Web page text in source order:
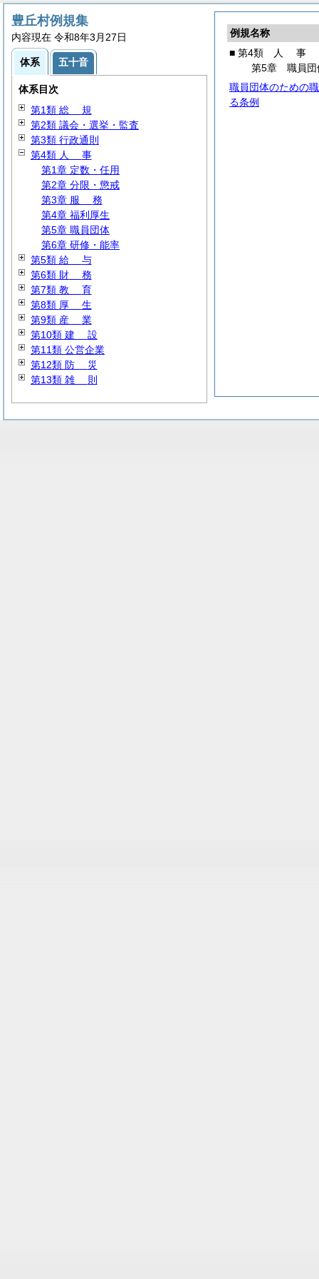
例規名称
■ 第4類
人 事
第5章 職員団
職員団体のための
る条例
豊丘村例規集
内容現在 令和8年3月27日
体系 五十音
体系目次
第1類 総 規
第2類 議会・選挙・監査
第3類 行政通則
第4類 人 事
第1章 定数・任用
第2章 分限・懲戒
第3章 服 務
第4章 福利厚生
第5章 職員団体
第6章 研修・能率
第5類 給 与
第6類 財 務
第7類 教 育
第8類 厚 生
第9類 産 業
第10類 建 設
第11類 公営企業
第12類 防 災
第13類 雑 則